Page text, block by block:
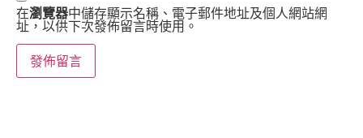
在瀏覽器中儲存顯示名稱、電子郵件地址及個人網站網
址，以供下次發佈留言時使用。